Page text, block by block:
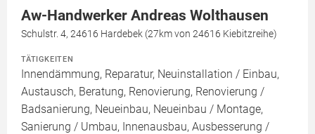
Aw-Handwerker Andreas Wolthausen
Schulstr. 4, 24616 Hardebek (27km von 24616 Kiebitzreihe)
TÄTIGKEITEN
Innendämmung, Reparatur, Neuinstallation / Einbau,
Austausch, Beratung, Renovierung, Renovierung /
Badsanierung, Neueinbau, Neueinbau / Montage,
Sanierung / Umbau, Innenausbau, Ausbesserung /